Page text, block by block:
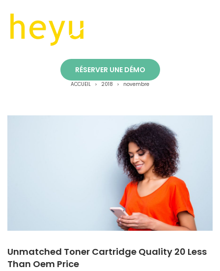
RÉSERVER UNE DÉMO
novembre
ACCUEIL > 2018 > novembre
Unmatched Toner Cartridge Quality 20 Less
Than Oem Price